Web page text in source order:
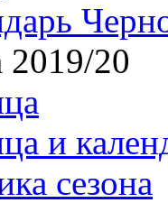
2019/20
и
сезона